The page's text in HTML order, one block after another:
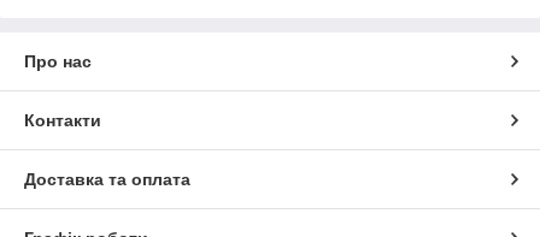
Про нас
Контакти
Доставка та оплата